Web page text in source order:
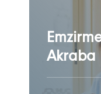
Akraba